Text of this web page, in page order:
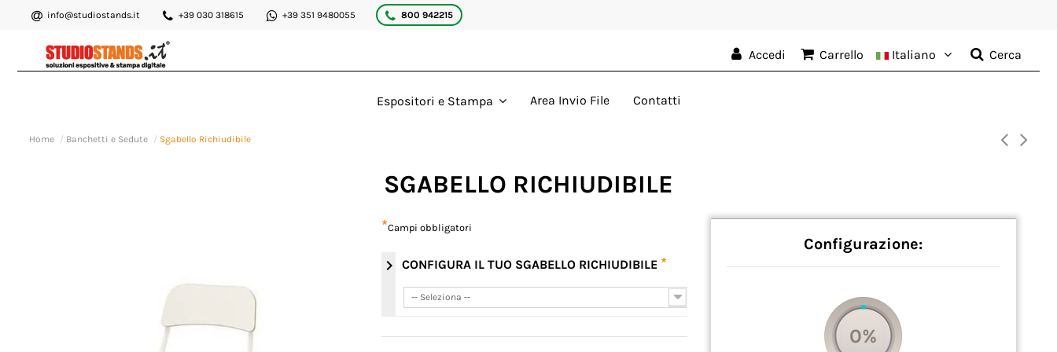
info@studiostands.it +39 030 318615 +39 351 9480055 800 942215
Accedi Carrello Italiano Cerca
Espositori e Stampa Area Invio File Contatti
Home Banchetti e Sedute Sgabello Richiudibile
SGABELLO RICHIUDIBILE
*Campi obbligatori
chevron_right CONFIGURA IL TUO SGABELLO RICHIUDIBILE *
-- Seleziona --
-- Seleziona --
Configurazione:
0%